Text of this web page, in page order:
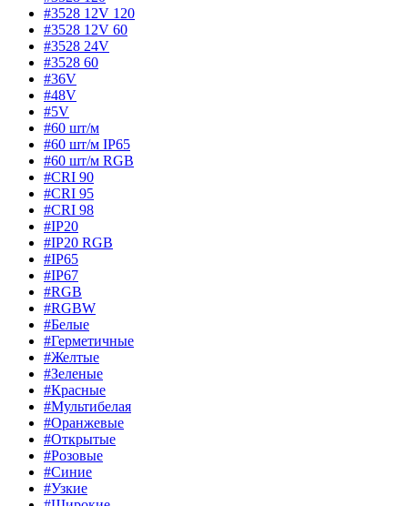
#3528 12V 120
#3528 12V 60
#3528 24V
#3528 60
#36V
#48V
#5V
#60 шт/м
#60 шт/м IP65
#60 шт/м RGB
#CRI 90
#CRI 95
#CRI 98
#IP20
#IP20 RGB
#IP65
#IP67
#RGB
#RGBW
#Белые
#Герметичные
#Желтые
#Зеленые
#Красные
#Мультибелая
#Оранжевые
#Открытые
#Розовые
#Синие
#Узкие